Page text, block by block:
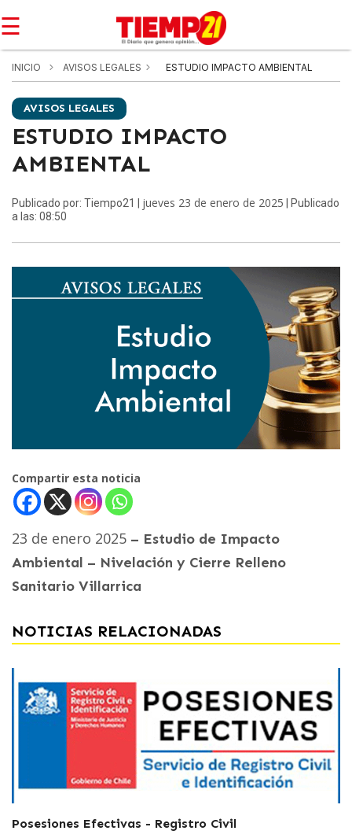
☰
INICIO AVISOS LEGALES ESTUDIO IMPACTO AMBIENTAL
AVISOS LEGALES
ESTUDIO IMPACTO
AMBIENTAL
Publicado por: Tiempo21 | jueves 23 de enero de 2025 | Publicado
a las: 08:50
Compartir esta noticia
23 de enero 2025 – Estudio de Impacto
Ambiental – Nivelación y Cierre Relleno
Sanitario Villarrica
NOTICIAS RELACIONADAS
Posesiones Efectivas - Registro Civil